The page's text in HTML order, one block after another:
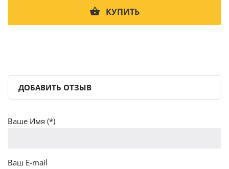
КУПИТЬ
ДОБАВИТЬ ОТЗЫВ
Ваше Имя (*)
Ваш E-mail